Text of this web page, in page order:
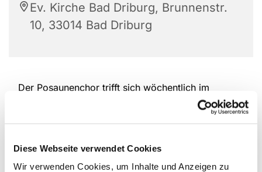
Diese Webseite verwendet Cookies
Wir verwenden Cookies, um Inhalte und Anzeigen zu
Ev. Kirche Bad Driburg, Brunnenstr.
10, 33014 Bad Driburg
Der Posaunenchor trifft sich wöchentlich im